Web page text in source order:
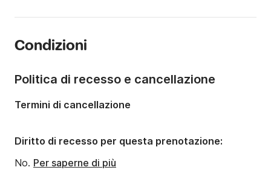
Portata massima persone:
Condizioni
Politica di recesso e cancellazione
Termini di cancellazione
Diritto di recesso per questa prenotazione:
No. Per saperne di più